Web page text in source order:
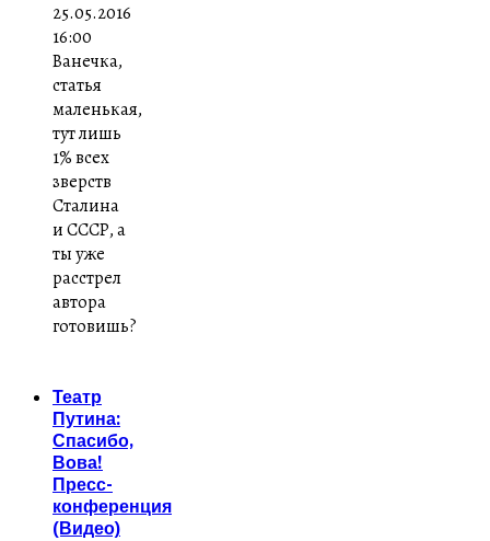
25.05.2016
16:00
Ванечка,
статья
маленькая,
тут лишь
1% всех
зверств
Сталина
и СССР, а
ты уже
расстрел
автора
готовишь?
Театр
Путина:
Спасибо,
Вова!
Пресс-
конференция
(Видео)